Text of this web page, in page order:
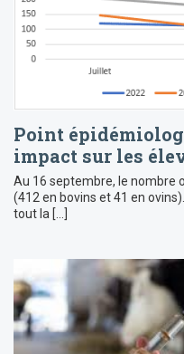
Point
impact sur les
Au 16 septembre, le nombre
(412 en bovins et 41 en
tout la […]